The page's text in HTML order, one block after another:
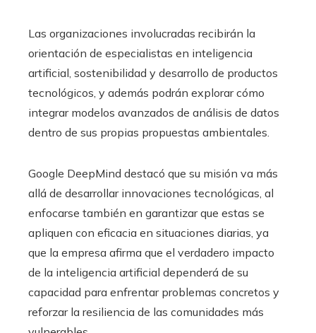
Las organizaciones involucradas recibirán la
orientación de especialistas en inteligencia
artificial, sostenibilidad y desarrollo de productos
tecnológicos, y además podrán explorar cómo
integrar modelos avanzados de análisis de datos
dentro de sus propias propuestas ambientales.
Google DeepMind destacó que su misión va más
allá de desarrollar innovaciones tecnológicas, al
enfocarse también en garantizar que estas se
apliquen con eficacia en situaciones diarias, ya
que la empresa afirma que el verdadero impacto
de la inteligencia artificial dependerá de su
capacidad para enfrentar problemas concretos y
reforzar la resiliencia de las comunidades más